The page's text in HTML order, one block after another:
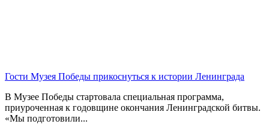
Гости Музея Победы прикоснуться к истории Ленинграда
В Музее Победы стартовала специальная программа,
приуроченная к годовщине окончания Ленинградской битвы.
«Мы подготовили...